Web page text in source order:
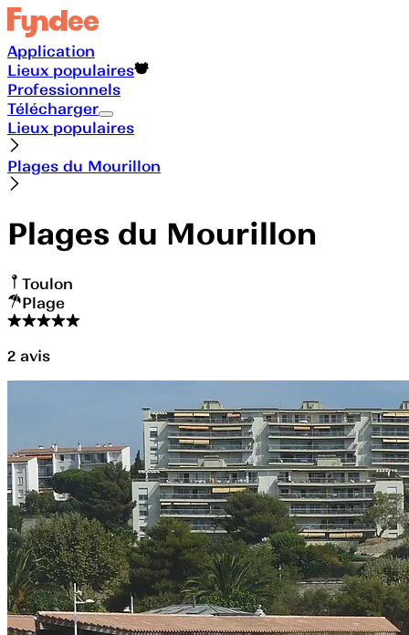
Application
Lieux populaires
Professionnels
Télécharger
Lieux populaires
Plages du Mourillon
Plages du Mourillon
Toulon
Plage
2 avis